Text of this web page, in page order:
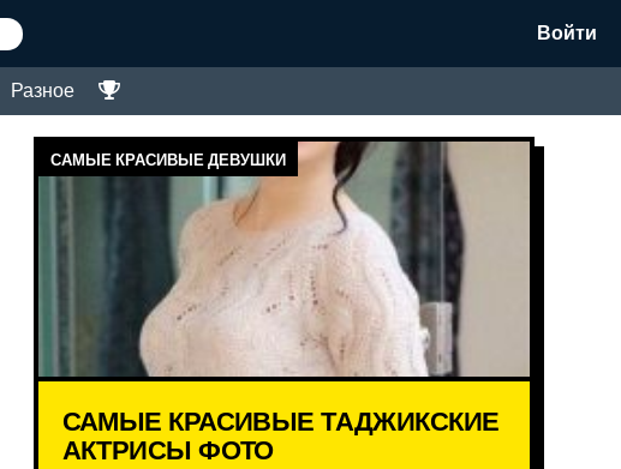
Войти
Разное
САМЫЕ КРАСИВЫЕ ДЕВУШКИ
САМЫЕ КРАСИВЫЕ ТАДЖИКСКИЕ
АКТРИСЫ ФОТО